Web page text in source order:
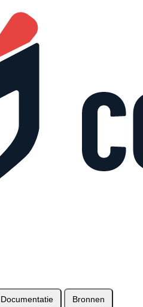
Documentatie Bronnen